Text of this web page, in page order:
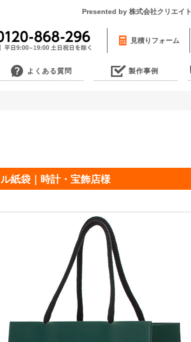
Presented by 株式会社クリエイト
見積りフォーム
よくある質問 製作事例
紙袋｜時計・宝飾店様